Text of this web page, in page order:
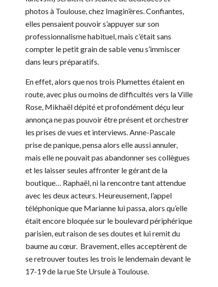
photos à Toulouse, chez Imagin’ères. Confiantes,
elles pensaient pouvoir s’appuyer sur son
professionnalisme habituel, mais c’était sans
compter le petit grain de sable venu s’immiscer
dans leurs préparatifs.
En effet, alors que nos trois Plumettes étaient en
route, avec plus ou moins de difficultés vers la Ville
Rose, Mikhaël dépité et profondément déçu leur
annonça ne pas pouvoir être présent et orchestrer
les prises de vues et interviews. Anne-Pascale
prise de panique, pensa alors elle aussi annuler,
mais elle ne pouvait pas abandonner ses collègues
et les laisser seules affronter le gérant de la
boutique… Raphaël, ni la rencontre tant attendue
avec les deux acteurs. Heureusement, l’appel
téléphonique que Marianne lui passa, alors qu’elle
était encore bloquée sur le boulevard périphérique
parisien, eut raison de ses doutes et lui remit du
baume au cœur. Bravement, elles acceptèrent de
se retrouver toutes les trois le lendemain devant le
17-19 de la rue Ste Ursule à Toulouse.